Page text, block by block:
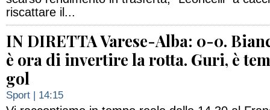
riscattare il...
IN DIRETTA Varese-Alba: 0-0.
è ora di invertire la rotta. Guri, è
gol
Sport | 14:15